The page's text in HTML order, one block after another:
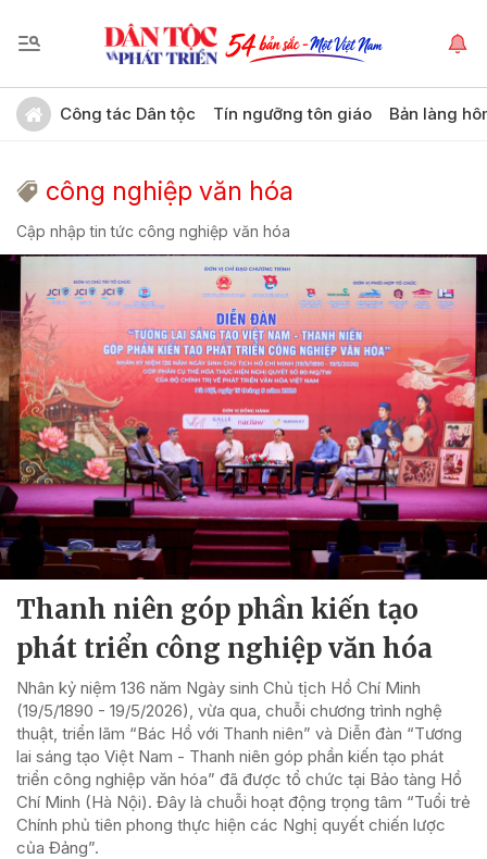
Công tác Dân tộc Tín ngưỡng tôn giáo Bản làng
công nghiệp văn hóa
Cập nhập tin tức công nghiệp văn hóa
Thanh niên góp phần kiến tạo
phát triển công nghiệp văn hóa
Nhân kỷ niệm 136 năm Ngày sinh Chủ tịch Hồ Chí Minh
(19/5/1890 - 19/5/2026), vừa qua, chuỗi chương trình nghệ
thuật, triển lãm “Bác Hồ với Thanh niên” và Diễn đàn “Tương
lai sáng tạo Việt Nam - Thanh niên góp phần kiến tạo phát
triển công nghiệp văn hóa” đã được tổ chức tại Bảo tàng Hồ
Chí Minh (Hà Nội). Đây là chuỗi hoạt động trọng tâm “Tuổi trẻ
Chính phủ tiên phong thực hiện các Nghị quyết chiến lược
của Đảng”.